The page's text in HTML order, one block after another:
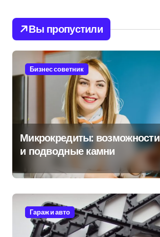
Вы пропустили
Бизнес советник
Микрокредиты: возможности
и подводные камни
Гараж и авто